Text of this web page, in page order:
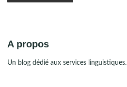
A propos
Un blog dédié aux services linguistiques.